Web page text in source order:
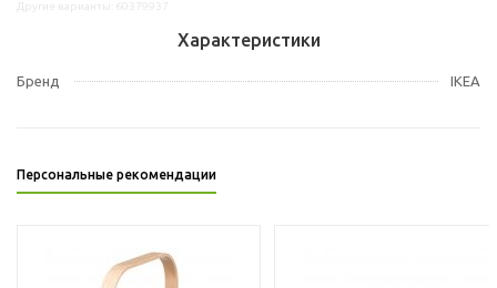
Характеристики
Бренд IKEA
Персональные рекомендации